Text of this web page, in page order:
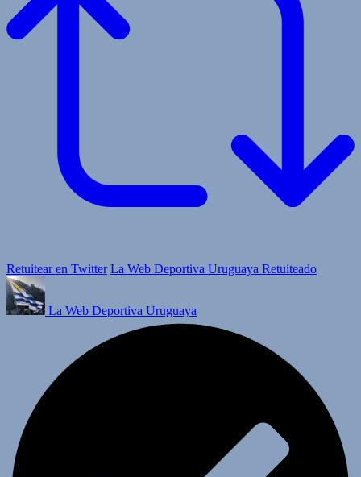
Retuitear en Twitter La Web Deportiva Uruguaya Retuiteado
La Web Deportiva Uruguaya